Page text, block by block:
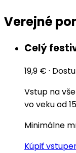
Verejné
Celý
19,9 € ·
Vstup na
vo veku od
Minimálne
Kúpiť